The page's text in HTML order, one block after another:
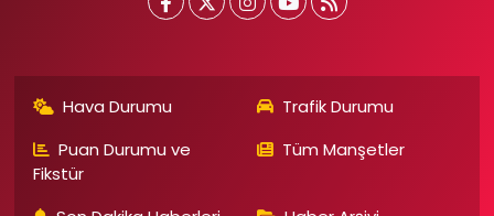
Hava Durumu
Trafik Durumu
Puan Durumu ve
Fikstür
Tüm Manşetler